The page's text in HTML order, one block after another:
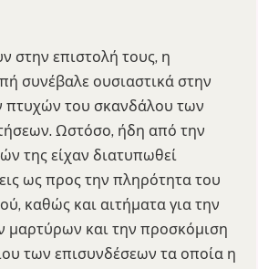
στην επιστολή τους, η
συνέβαλε ουσιαστικά στην
πτυχών του σκανδάλου των
Ωστόσο, ήδη από την
της είχαν διατυπωθεί
ως προς την πληρότητα του
καθώς και αιτήματα για την
μαρτύρων και την προσκόμιση
των επισυνδέσεων τα οποία η